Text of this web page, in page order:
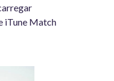
iTune Match